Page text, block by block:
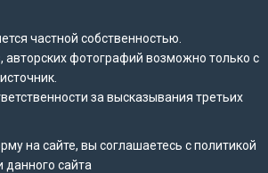
частной собственностью.
авторских фотографий возможно только с
за высказывания третьих
на сайте, вы соглашаетесь сполитикой
данного сайта